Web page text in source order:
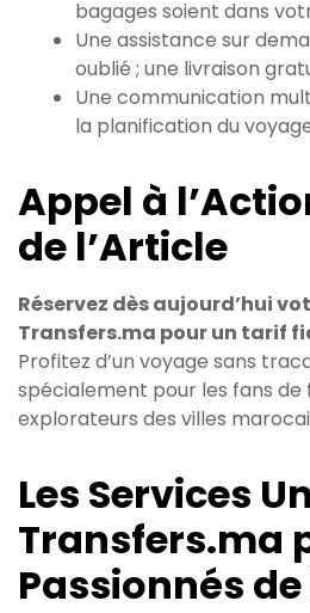
bagages soient dans
Une assistance sur
oublié ; une livraison
Une communication
la planification du
Appel à
de l’Article
Réservez dès aujourd’hui
Transfers.ma pour un tarif
Profitez d’un voyage sans
spécialement pour les fans
explorateurs des villes
Les Services
Transfers.ma
Passionnés